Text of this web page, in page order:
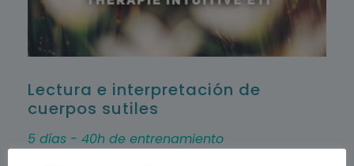
Lectura e interpretación de
cuerpos sutiles
5 días - 40h de entrenamiento